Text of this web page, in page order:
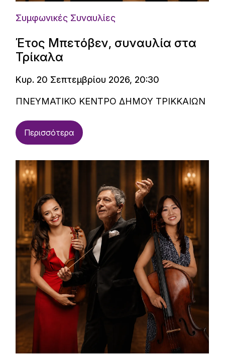
Συμφωνικές Συναυλίες
Έτος Μπετόβεν, συναυλία στα
Τρίκαλα
Κυρ. 20 Σεπτεμβρίου 2026, 20:30
ΠΝΕΥΜΑΤΙΚΟ ΚΕΝΤΡΟ ΔΗΜΟΥ ΤΡΙΚΚΑΙΩΝ
Περισσότερα